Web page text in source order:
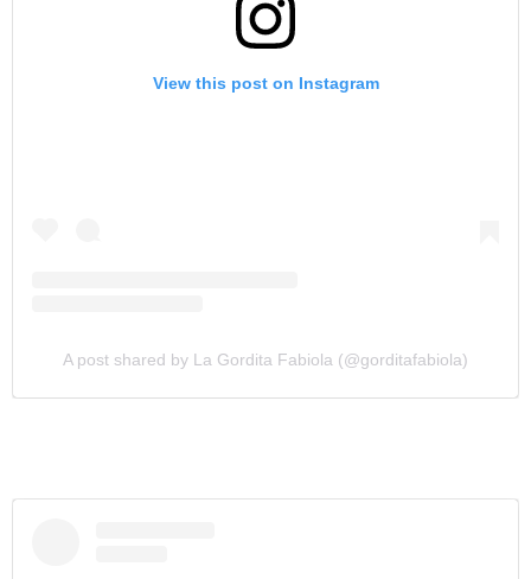
View this post on Instagram
A post shared by La Gordita Fabiola (@gorditafabiola)